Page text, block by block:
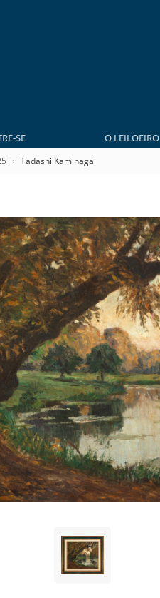
SE O LEILOEIRO
Tadashi Kaminagai